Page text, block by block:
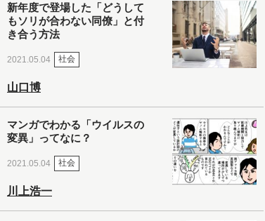
新年度で登場した「どうして
もソリが合わない同僚」と付
き合う方法
2021.05.04 社会
山口博
マンガでわかる「ウイルスの
変異」ってなに？
2021.05.04 社会
川上浩一